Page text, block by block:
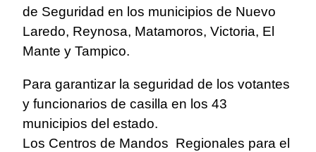
de Seguridad en los municipios de Nuevo
Laredo, Reynosa, Matamoros, Victoria, El
Mante y Tampico.
Para garantizar la seguridad de los votantes
y funcionarios de casilla en los 43
municipios del estado.
Los Centros de Mandos Regionales para el